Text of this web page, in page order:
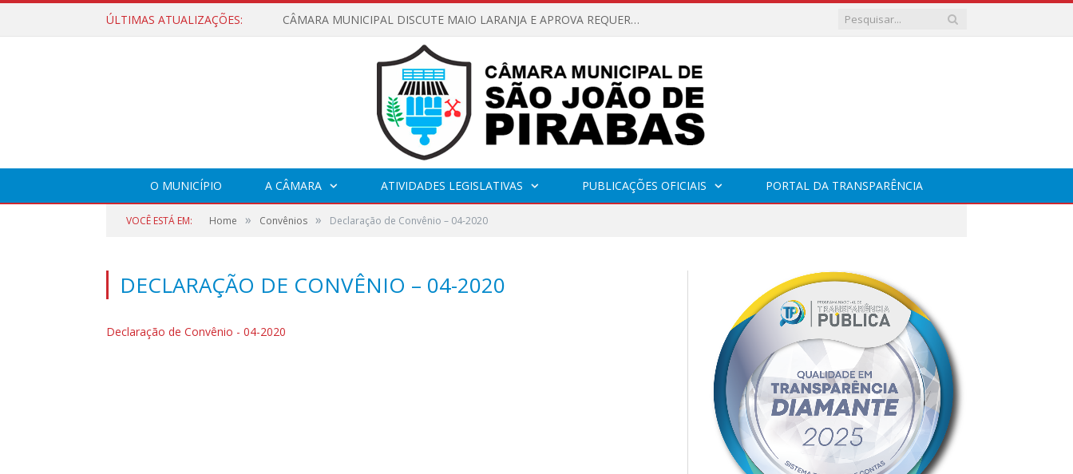
ÚLTIMAS ATUALIZAÇÕES: CÂMARA MUNICIPAL DISCUTE MAIO LARANJA E APROVA REQUERIMENTO SOBRE SINALIZAÇÃO URBANA
O MUNICÍPIO A CÂMARA ATIVIDADES LEGISLATIVAS PUBLICAÇÕES OFICIAIS PORTAL DA TRANSPARÊNCIA
VOCÊ ESTÁ EM: Home » Convênios » Declaração de Convênio – 04-2020
DECLARAÇÃO DE CONVÊNIO – 04-2020
Declaração de Convênio - 04-2020